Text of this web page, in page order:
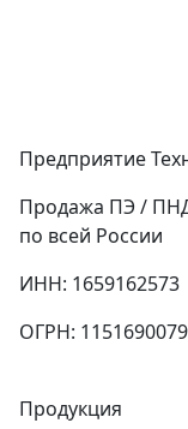
Предприятие
Продажа ПЭ /
по всей России
ИНН: 1659162573
ОГРН:
Продукция